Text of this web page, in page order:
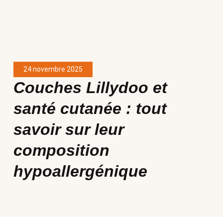
24 novembre 2025
Couches Lillydoo et
santé cutanée : tout
savoir sur leur
composition
hypoallergénique